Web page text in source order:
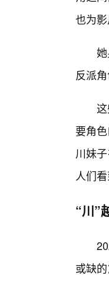
也为
反派
要角
川妹
人们
“川”
或缺